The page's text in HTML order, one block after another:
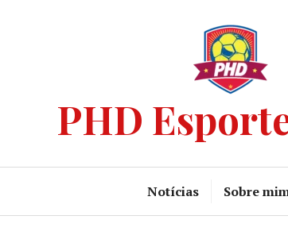
PHD
Notícias Sobre